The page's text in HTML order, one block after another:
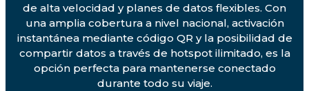
de alta velocidad y planes de datos flexibles. Con
una amplia cobertura a nivel nacional, activación
instantánea mediante código QR y la posibilidad de
compartir datos a través de hotspot ilimitado, es la
opción perfecta para mantenerse conectado
durante todo su viaje.